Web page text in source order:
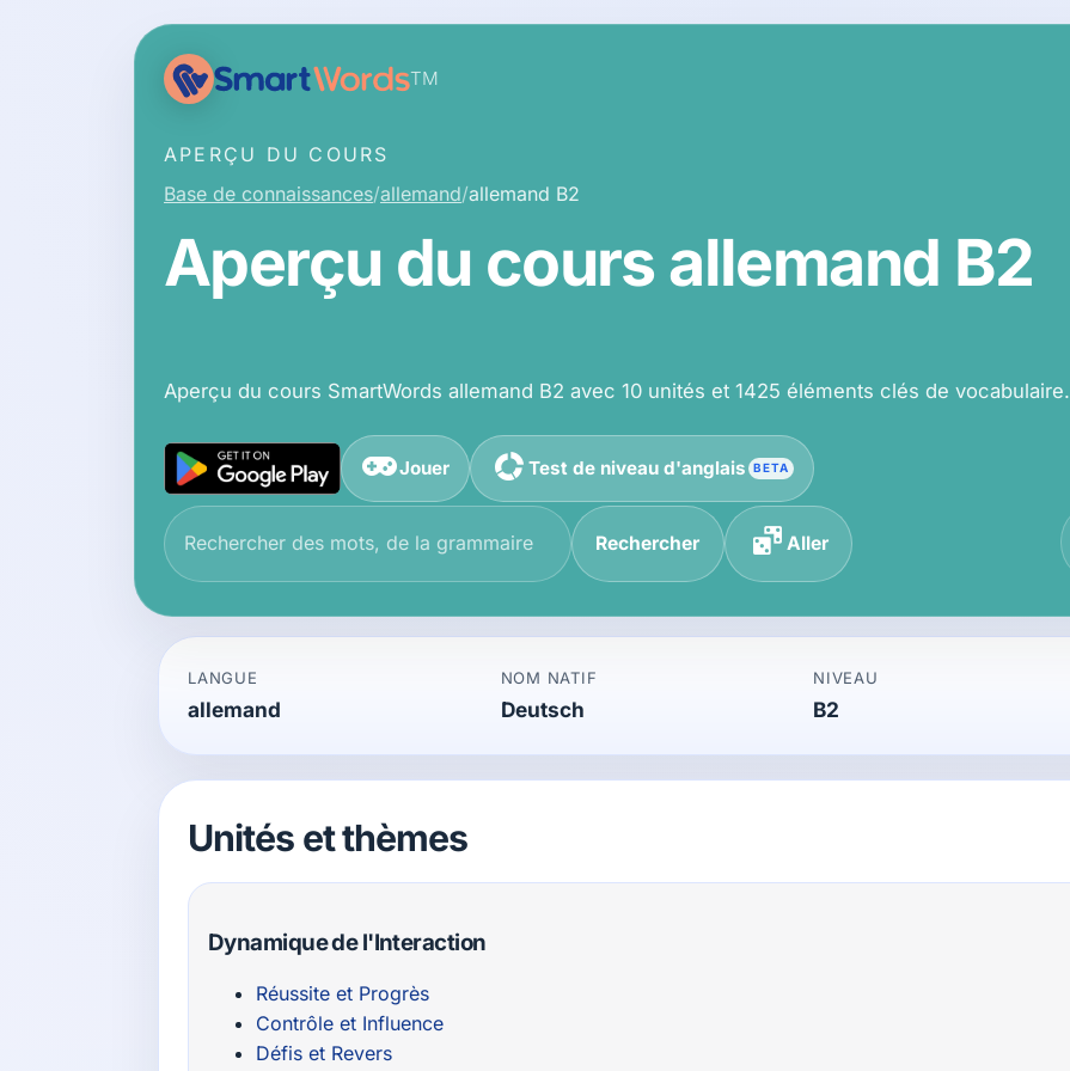
TM
APERÇU DU COURS
Base de connaissances allemand allemand B2
Aperçu du cours allemand B2
Aperçu du cours SmartWords allemand B2 avec 10 unités et 1425 éléments clés de vocabulaire.
Jouer Test de niveau d'anglais BETA
Rechercher dans la base de connaissances
Rechercher Aller
LANGUE
allemand
NOM NATIF
Deutsch
NIVEAU
B2
Unités et thèmes
Dynamique de l'Interaction
Réussite et Progrès
Contrôle et Influence
Défis et Revers